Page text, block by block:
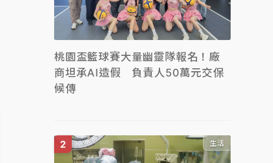
桃園盃籃球賽大量幽靈隊報名！廠
商坦承AI造假 負責人50萬元交保
候傳
生活